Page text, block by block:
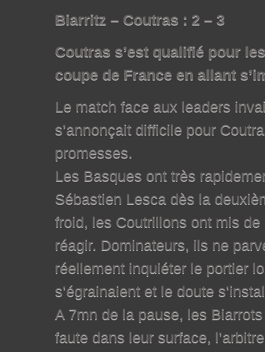
Biarritz – Coutras : 2 – 3
Coutras s’est qualifié pour
coupe de France en allant
Le match face aux leaders
s’annonçait difficile pour
promesses.
Les Basques ont très
Sébastien Lesca dès la
froid, les Coutrillons ont mis
réagir. Dominateurs, ils ne
réellement inquiéter le portier
s’égrainaient et le doute
A 7mn de la pause, les
faute dans leur surface,